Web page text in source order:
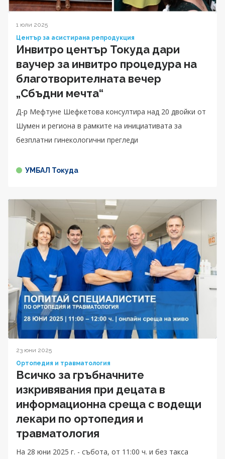
1 юли 2025
Център за асистирана репродукция
Инвитро център Токуда дари
ваучер за инвитро процедура на
благотворителнатa вечер
„Сбъдни мечта“
Д-р Мефтуне Шефкетова консултира над 20 двойки от
Шумен и региона в рамките на инициативата за
безплатни гинекологични прегледи
УМБАЛ Токуда
23 юни 2025
Ортопедия и травматология
Всичко за гръбначните
изкривявания при децата в
информационна среща с водещи
лекари по ортопедия и
травматология
На 28 юни 2025 г. - събота, от 11:00 ч. и без такса